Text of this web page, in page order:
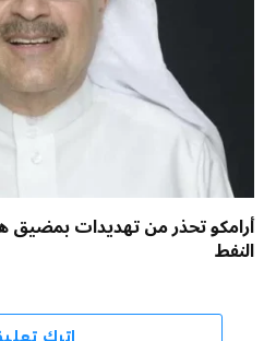
أرامكو تحذر من تهديدات بمضيق
النفط
اترك